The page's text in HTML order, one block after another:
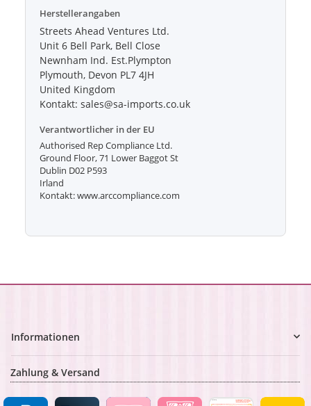
Herstellerangaben
Streets Ahead Ventures Ltd.
Unit 6 Bell Park, Bell Close
Newnham Ind. Est.Plympton
Plymouth, Devon PL7 4JH
United Kingdom
Kontakt: sales@sa-imports.co.uk
Verantwortlicher in der EU
Authorised Rep Compliance Ltd.
Ground Floor, 71 Lower Baggot St
Dublin D02 P593
Irland
Kontakt: www.arccompliance.com
Informationen
Zahlung & Versand